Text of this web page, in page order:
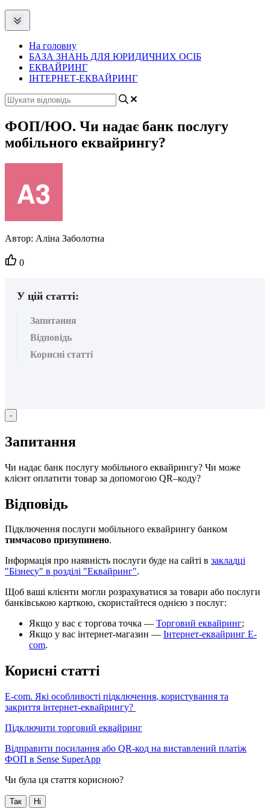
На головну
БАЗА ЗНАНЬ ДЛЯ ЮРИДИЧНИХ ОСІБ
ЕКВАЙРИНГ
ІНТЕРНЕТ-ЕКВАЙРИНГ
ФОП/ЮО. Чи надає банк послугу
мобільного еквайрингу?
Автор: Аліна Заболотна
Кількість
вподобайок:
0
У цій статті:
Запитання
Відповідь
Корисні статті
-
Запитання
Чи надає банк послугу мобільного еквайрингу? Чи може
клієнт оплатити товар за допомогою QR–коду?
Відповідь
Підключення послуги мобільного еквайрингу банком
тимчасово призупинено.
Інформація про наявність послуги буде на сайті в закладці
"Бізнесу" в розділі "Еквайринг".
Щоб ваші клієнти могли розрахуватися за товари або послуги
банківською карткою, скористайтеся однією з послуг:
Якщо у вас є торгова точка — Торговий еквайринг;
Якщо у вас інтернет-магазин — Інтернет-еквайринг E-
com.
Корисні статті
E-com. Які особливості підключення, користування та
закриття інтернет-еквайрингу?
Підключити торговий еквайринг
Відправити посилання або QR-код на виставлений платіж
ФОП в Sense SuperApp
Чи була ця стаття корисною?
Так Ні